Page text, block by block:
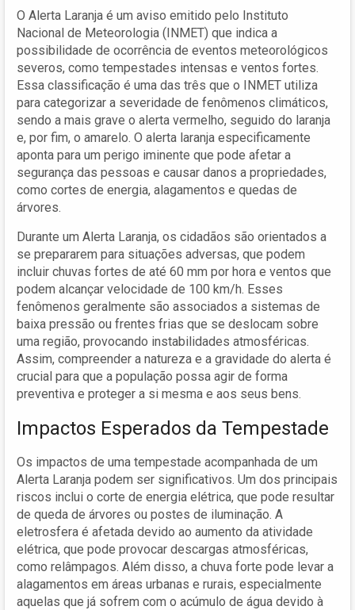
O Alerta Laranja é um aviso emitido pelo Instituto
Nacional de Meteorologia (INMET) que indica a
possibilidade de ocorrência de eventos meteorológicos
severos, como tempestades intensas e ventos fortes.
Essa classificação é uma das três que o INMET utiliza
para categorizar a severidade de fenômenos climáticos,
sendo a mais grave o alerta vermelho, seguido do laranja
e, por fim, o amarelo. O alerta laranja especificamente
aponta para um perigo iminente que pode afetar a
segurança das pessoas e causar danos a propriedades,
como cortes de energia, alagamentos e quedas de
árvores.
Durante um Alerta Laranja, os cidadãos são orientados a
se prepararem para situações adversas, que podem
incluir chuvas fortes de até 60 mm por hora e ventos que
podem alcançar velocidade de 100 km/h. Esses
fenômenos geralmente são associados a sistemas de
baixa pressão ou frentes frias que se deslocam sobre
uma região, provocando instabilidades atmosféricas.
Assim, compreender a natureza e a gravidade do alerta é
crucial para que a população possa agir de forma
preventiva e proteger a si mesma e aos seus bens.
Impactos Esperados da Tempestade
Os impactos de uma tempestade acompanhada de um
Alerta Laranja podem ser significativos. Um dos principais
riscos inclui o corte de energia elétrica, que pode resultar
de queda de árvores ou postes de iluminação. A
eletrosfera é afetada devido ao aumento da atividade
elétrica, que pode provocar descargas atmosféricas,
como relâmpagos. Além disso, a chuva forte pode levar a
alagamentos em áreas urbanas e rurais, especialmente
aquelas que já sofrem com o acúmulo de água devido à